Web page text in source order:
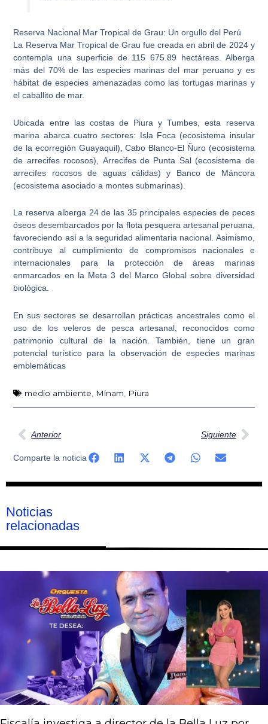
Reserva Nacional Mar Tropical de Grau: Un orgullo del Perú
La Reserva Mar Tropical de Grau fue creada en abril de 2024 y
contempla una superficie de 115 675.89 hectáreas. Alberga
más del 70% de las especies marinas del mar peruano y es
hábitat de especies amenazadas como las tortugas marinas y
el caballito de mar.
Ubicada entre las costas de Piura y Tumbes , esta reserva
marina abarca cuatro sectores: Isla Foca (ecosistema insular
de la ecorregión Guayaquil),Cabo Blanco-El Ñuro(ecosistema
de arrecifes rocosos), Arrecifes de Punta Sal(ecosistema de
arrecifes rocosos de aguas cálidas) y Banco de Máncora
(ecosistema asociado a montes submarinas).
La reserva alberga 24 de las 35 principalesespecies de peces
óseos desembarcados por la flota pesquera artesanal peruana
favoreciendo así a la seguridad alimentaria nacional. Asimismo,
contribuye al cumplimiento de compromisos nacionales e
internacionales para la protección de áreas marinas
enmarcados en la Meta 3 del Marco Global sobre diversidad
biológica.
En sus sectores se desarrollan prácticas ancestrales como el
uso de los veleros de pesca artesanal, reconocidos como
patrimonio cultural de la nación. También, tiene un gran
potencial turístico para la observación de especies marinas
emblemáticas
medio ambiente Minam Piura
Ant
Anterior Siguiente
Comparte la noticia
Noticias
relacionadas
PáginaPágina
Página
Página
Página